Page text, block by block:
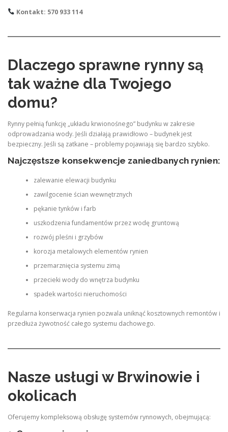
Kontakt: 570 933 114
Dlaczego sprawne rynny są
tak ważne dla Twojego
domu?
Rynny pełnią funkcję „układu krwionośnego” budynku w zakresie
odprowadzania wody. Jeśli działają prawidłowo – budynek jest
bezpieczny. Jeśli są zatkane – problemy pojawiają się bardzo szybko.
Najczęstsze konsekwencje zaniedbanych rynien:
zalewanie elewacji budynku
zawilgocenie ścian wewnętrznych
pękanie tynków i farb
uszkodzenia fundamentów przez wodę gruntową
rozwój pleśni i grzybów
korozja metalowych elementów rynien
przemarznięcia systemu zimą
przecieki wody do wnętrza budynku
spadek wartości nieruchomości
Regularna konserwacja rynien pozwala uniknąć kosztownych remontów i
przedłuża żywotność całego systemu dachowego.
Nasze usługi w Brwinowie i
okolicach
Oferujemy kompleksową obsługę systemów rynnowych, obejmującą: